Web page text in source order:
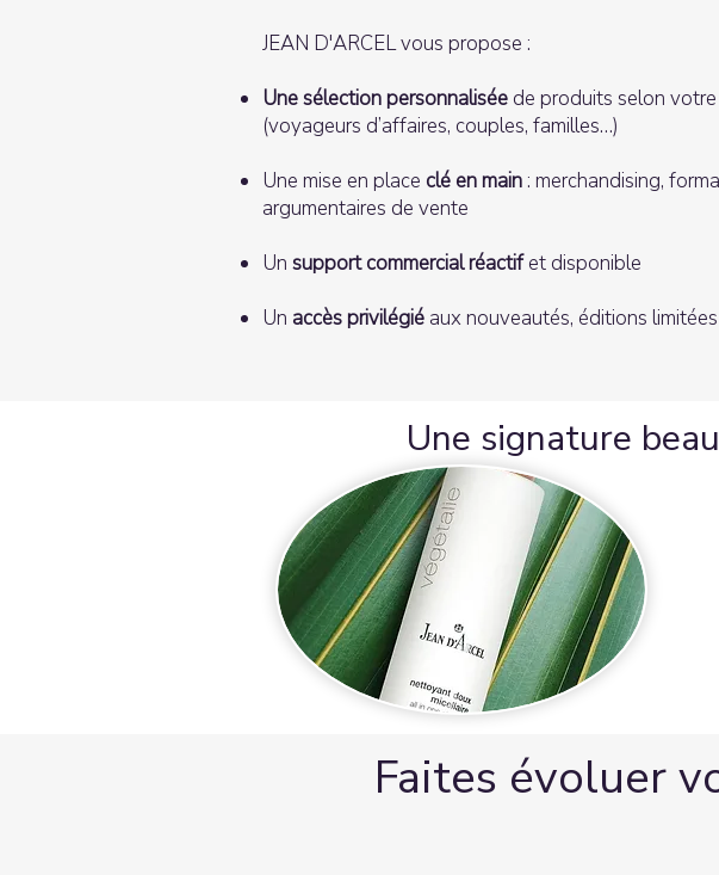
JEAN D'ARCEL vous propose :
Une sélection personnalisée de produits selon
(voyageurs d’affaires, couples, familles…)
Une mise en place clé en main: merchandising,
argumentaires de vente
Un support commercial réactifet disponible
Un accès privilégié aux nouveautés, éditions
Une signature
Faites évoluer